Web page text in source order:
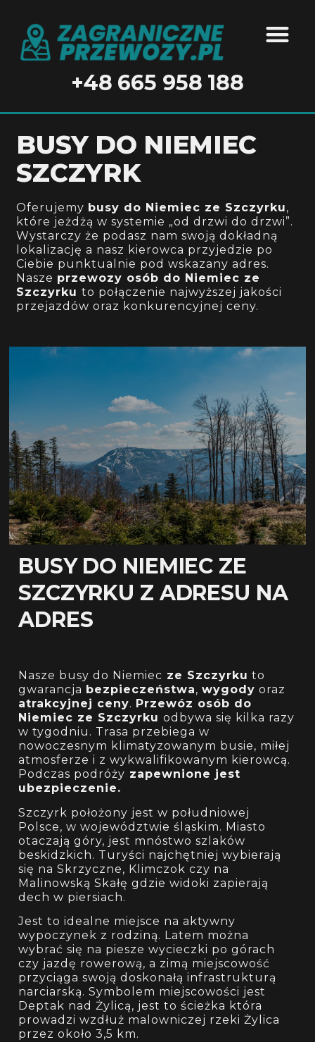
+48 665 958 188
BUSY DO NIEMIEC
SZCZYRK
Oferujemy busy do Niemiec ze Szczyrku,
które jeżdżą w systemie „od drzwi do drzwi”.
Wystarczy że podasz nam swoją dokładną
lokalizację a nasz kierowca przyjedzie po
Ciebie punktualnie pod wskazany adres.
Nasze przewozy osób do Niemiec ze
Szczyrkuto połączenie najwyższej jakości
przejazdów oraz konkurencyjnej ceny.
BUSY DO NIEMIEC ZE
SZCZYRKU Z ADRESU NA
ADRES
Nasze busy do Niemiec ze Szczyrku to
gwarancja bezpieczeństwa,wygody oraz
atrakcyjnej ceny. Przewóz osób do
Niemiec ze Szczyrkuodbywa się kilka razy
w tygodniu. Trasa przebiega w
nowoczesnym klimatyzowanym busie, miłej
atmosferze i z wykwalifikowanym kierowcą.
Podczas podróży zapewnione jest
ubezpieczenie.
Szczyrk położony jest w południowej
Polsce, w województwie śląskim. Miasto
otaczają góry, jest mnóstwo szlaków
beskidzkich. Turyści najchętniej wybierają
się na Skrzyczne, Klimczok czy na
Malinowską Skałę gdzie widoki zapierają
dech w piersiach.
Jest to idealne miejsce na aktywny
wypoczynek z rodziną. Latem można
wybrać się na piesze wycieczki po górach
czy jazdę rowerową, a zimą miejscowość
przyciąga swoją doskonałą infrastrukturą
narciarską. Symbolem miejscowości jest
Deptak nad Żylicą, jest to ścieżka która
prowadzi wzdłuż malowniczej rzeki Żylica
przez około 3,5 km.